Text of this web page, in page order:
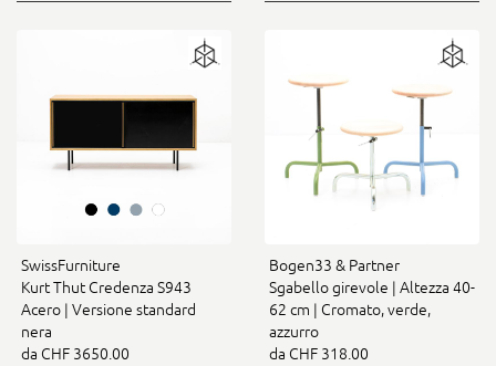
SwissFurniture
Kurt Thut Credenza S943
Acero | Versione standard
nera
da CHF 3650.00
Bogen33 & Partner
Sgabello girevole | Altezza 40-
62 cm | Cromato, verde,
azzurro
da CHF 318.00